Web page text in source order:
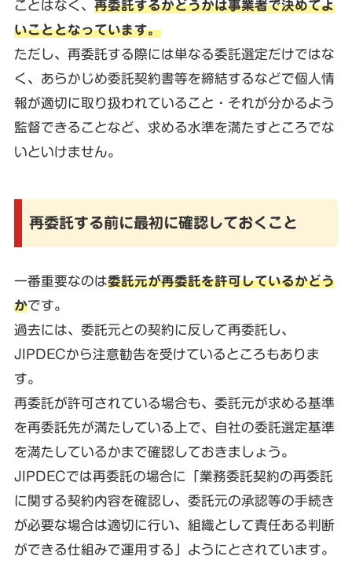
ことはなく、 再委託するかどうかは事業者で決めてよ
いこととなっています。
ただし、再委託する際には単なる委託選定だけではな
く、あらかじめ委託契約書等を締結するなどで個人情
報が適切に取り扱われていること・それが分かるよう
監督できることなど、求める水準を満たすところでな
いといけません。
再委託する前に最初に確認しておくこと
一番重要なのは委託元が再委託を許可しているかどう
かです。
過去には、委託元との契約に反して再委託し、
JIPDECから注意勧告を受けているところもありま
す。
再委託が許可されている場合も、委託元が求める基準
を再委託先が満たしている上で、自社の委託選定基準
を満たしているかまで確認しておきましょう。
JIPDECでは再委託の場合に「業務委託契約の再委託
に関する契約内容を確認し、委託元の承認等の手続き
が必要な場合は適切に行い、組織として責任ある判断
ができる仕組みで運用する」ようにとされています。